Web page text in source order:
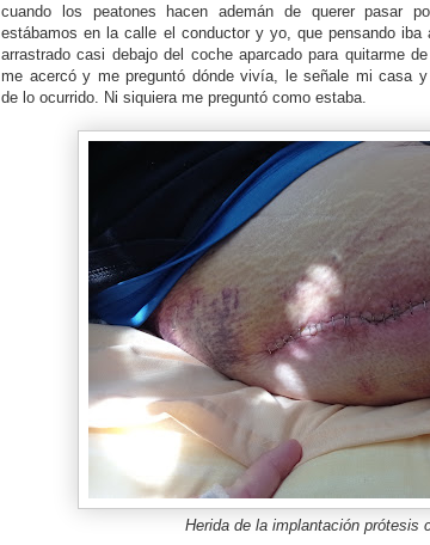
cuando los peatones hacen ademán de querer pasar
estábamos en la calle el conductor y yo, que pensando
arrastrado casi debajo del coche aparcado para quitarme
me acercó y me preguntó dónde vivía, le señale mi casa
de lo ocurrido. Ni siquiera me preguntó como estaba.
Herida de la implantación prótesis